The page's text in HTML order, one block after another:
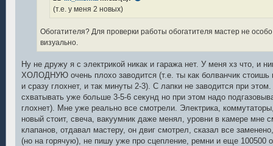
(т.е. у меня 2 новых)
Обогатителя? Для проверки работы обогатителя мастер не
визуально.
Ну не дружу я с электрикой никак и гаража нет. У меня хз что, и
ХОЛОДНУЮ очень плохо заводится (т.е. ты как болванчик стоишь
и сразу глохнет, и так минуты 2-3). С лапки не заводится при
схватывать уже больше 3-5-6 секунд но при этом надо
глохнет). Мне уже реально все смотрели. Электрика,
новый стоит, свеча, вакуумник даже менял, уровни в камере мне
клапанов, отдавал мастеру, он двиг смотрел, сказал все
(но на горячую), не пишу уже про сцепление, ремни и еще 100500